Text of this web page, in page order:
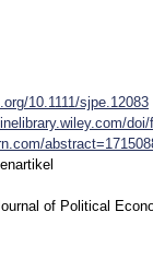
10.1111/sjpe.12083
of Political